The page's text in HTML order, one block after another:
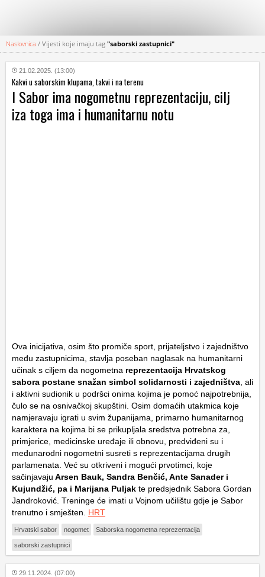
KATEGORIJE
HRVATSKI
WEB
Naslovnica / Vijesti koje imaju tag "saborski zastupnici"
21.02.2025. (13:00)
Kakvi u saborskim klupama, takvi i na terenu
I Sabor ima nogometnu reprezentaciju, cilj
iza toga ima i humanitarnu notu
Ova inicijativa, osim što promiče sport, prijateljstvo i zajedništvo
među zastupnicima, stavlja poseban naglasak na humanitarni
učinak s ciljem da nogometna reprezentacija Hrvatskog
sabora postane snažan simbol solidarnosti i zajedništva , ali
i aktivni sudionik u podršci onima kojima je pomoć najpotrebnija,
čulo se na osnivačkoj skupštini. Osim domaćih utakmica koje
namjeravaju igrati u svim županijama, primarno humanitarnog
karaktera na kojima bi se prikupljala sredstva potrebna za,
primjerice, medicinske uređaje ili obnovu, predviđeni su i
međunarodni nogometni susreti s reprezentacijama drugih
parlamenata. Već su otkriveni i mogući prvotimci, koje
sačinjavaju Arsen Bauk, Sandra Benčić, Ante Sanader i
Kujundžić, pa i Marijana Puljak te predsjednik Sabora Gordan
Jandroković. Treninge će imati u Vojnom učilištu gdje je Sabor
trenutno i smješten. HRT
Hrvatski sabor nogomet Saborska nogometna reprezentacija
saborski zastupnici
29.11.2024. (07:00)